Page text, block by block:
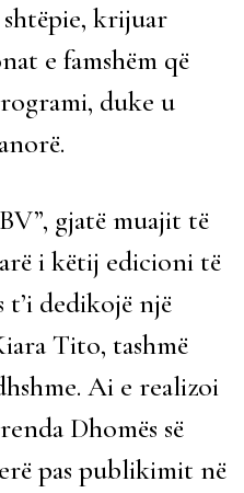
krijuar
e famshëm që
duke u
gjatë muajit të
i këtij edicioni të
dedikojë një
Tito, tashmë
Ai e realizoi
Dhomës së
pas publikimit në